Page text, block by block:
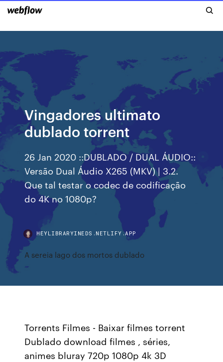
Vingadores ultimato
dublado torrent
26 Jan 2020 ::DUBLADO / DUAL ÁUDIO::
Versão Dual Áudio X265 (MKV) | 3.2.
Que tal testar o codec de codificação
do 4K no 1080p?
HEYLIBRARYINEDS.NETLIFY.APP
A sereia lago dos mortos dublado
Torrents Filmes - Baixar filmes torrent
Dublado download filmes , séries,
animes bluray 720p 1080p 4k 3D